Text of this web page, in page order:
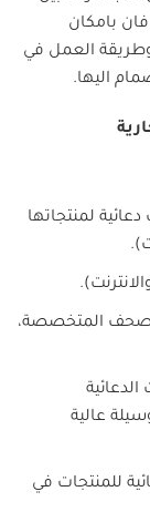
بامكان
العمل في
اليها.
لمنتجاتها
المتخصصة،
عالية
للمنتجات في